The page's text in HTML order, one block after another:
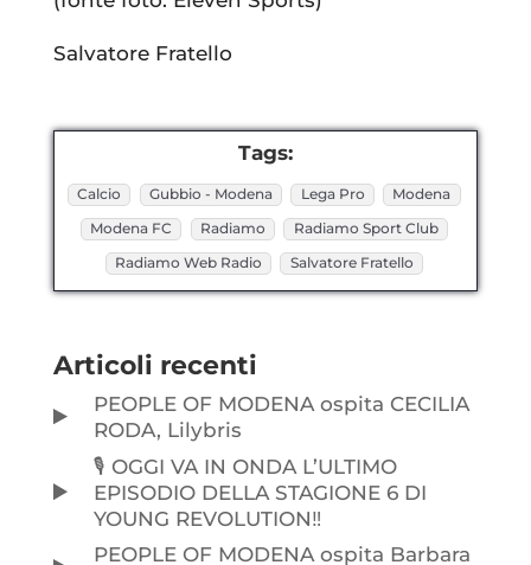
Salvatore Fratello
Tags:
Calcio Gubbio - Modena Lega Pro
Modena
Modena FC
Radiamo
Radiamo Sport Club
Radiamo Web Radio
Salvatore Fratello
Articoli recenti
PEOPLE OF MODENA ospita CECILIA
RODA, Lilybris
🎙️ OGGI VA IN ONDA L’ULTIMO
EPISODIO DELLA STAGIONE 6 DI
YOUNG REVOLUTION‼️
PEOPLE OF MODENA ospita Barbara